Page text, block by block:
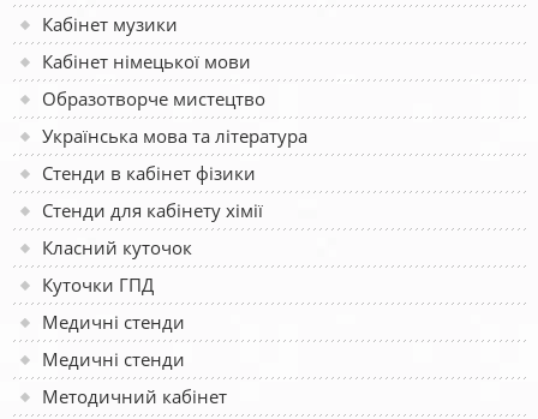
Кабінет музики
Кабінет німецької мови
Образотворче мистецтво
Українська мова та література
Стенди в кабінет фізики
Стенди для кабінету хімії
Класний куточок
Куточки ГПД
Медичні стенди
Медичні стенди
Методичний кабінет